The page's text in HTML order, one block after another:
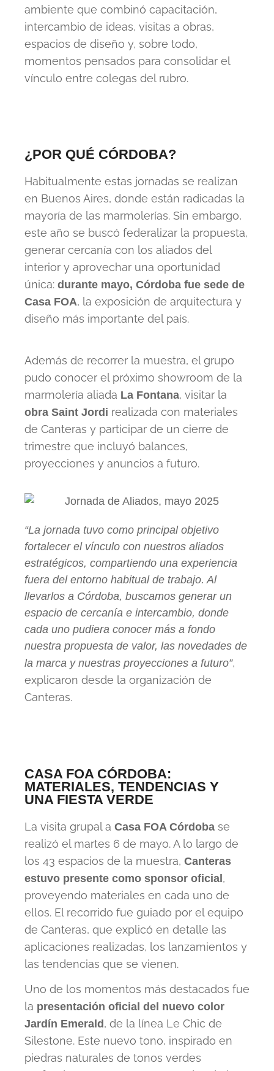
ambiente que combinó capacitación,
intercambio de ideas, visitas a obras,
espacios de diseño y, sobre todo,
momentos pensados para consolidar el
vínculo entre colegas del rubro.
¿POR QUÉ CÓRDOBA?
Habitualmente estas jornadas se realizan
en Buenos Aires, donde están radicadas la
mayoría de las marmolerías. Sin embargo,
este año se buscó federalizar la propuesta,
generar cercanía con los aliados del
interior y aprovechar una oportunidad
única: durante mayo, Córdoba fue sede de
Casa FOA, la exposición de arquitectura y
diseño más importante del país.
Además de recorrer la muestra, el grupo
pudo conocer el próximo showroom de la
marmolería aliada La Fontana, visitar la
obra Saint Jordi realizada con materiales
de Canteras y participar de un cierre de
trimestre que incluyó balances,
proyecciones y anuncios a futuro.
“La jornada tuvo como principal objetivo
fortalecer el vínculo con nuestros aliados
estratégicos, compartiendo una experiencia
fuera del entorno habitual de trabajo. Al
llevarlos a Córdoba, buscamos generar un
espacio de cercanía e intercambio, donde
cada uno pudiera conocer más a fondo
nuestra propuesta de valor, las novedades de
la marca y nuestras proyecciones a futuro”,
explicaron desde la organización de
Canteras.
CASA FOA CÓRDOBA:
MATERIALES, TENDENCIAS Y
UNA FIESTA VERDE
La visita grupal a Casa FOA Córdoba se
realizó el martes 6 de mayo. A lo largo de
los 43 espacios de la muestra, Canteras
estuvo presente como sponsor oficial,
proveyendo materiales en cada uno de
ellos. El recorrido fue guiado por el equipo
de Canteras, que explicó en detalle las
aplicaciones realizadas, los lanzamientos y
las tendencias que se vienen.
Uno de los momentos más destacados fue
la presentación oficial del nuevo color
Jardín Emerald , de la línea Le Chic de
Silestone. Este nuevo tono, inspirado en
piedras naturales de tonos verdes